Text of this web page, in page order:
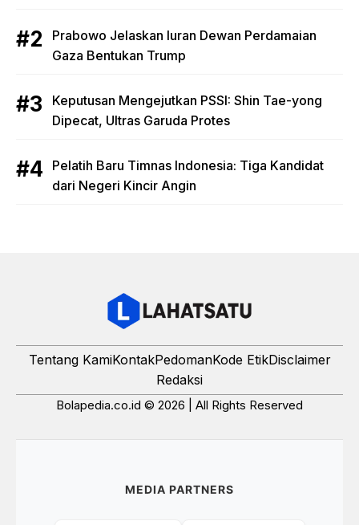
Prabowo Jelaskan Iuran Dewan Perdamaian
Gaza Bentukan Trump
Keputusan Mengejutkan PSSI: Shin Tae-yong
Dipecat, Ultras Garuda Protes
Pelatih Baru Timnas Indonesia: Tiga Kandidat
dari Negeri Kincir Angin
Tentang KamiKontakPedomanKode EtikDisclaimer
Redaksi
Bolapedia.co.id © 2026 | All Rights Reserved
MEDIA PARTNERS